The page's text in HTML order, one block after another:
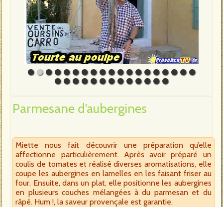
Parmesane d’aubergines
Miette nous fait découvrir une préparation qu’elle
affectionne particulièrement. Après avoir préparé un
coulis de tomates et réalisé diverses aromatisations, elle
coupe les aubergines en lamelles en les faisant friser au
four. Ensuite, dans un plat, elle positionne les aubergines
en plusieurs couches mélangées à du parmesan et du
râpé. Hum !, la saveur provençale est garantie.